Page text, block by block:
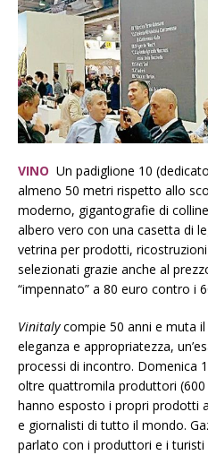
VINO Un padiglione 10
almeno 50 metri rispetto allo
moderno, gigantografie di
albero vero con una casetta di
vetrina per prodotti,
selezionati grazie anche al
“impennato” a 80 euro contro i
Vinitalycompie 50 anni e muta
eleganza e appropriatezza,
processi di incontro. Domenica
oltre quattromila produttori (600
hanno esposto i propri prodotti
e giornalisti di tutto il mondo.
parlato con i produttori e i